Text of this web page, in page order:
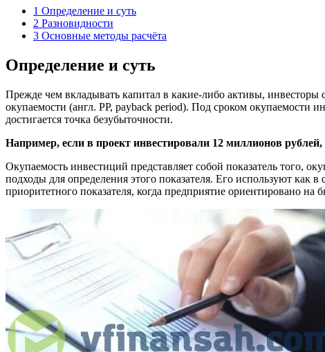
1 Определение и суть
2 Разновидности
3 Основные методы расчёта
Определение и суть
Прежде чем вкладывать капитал в какие-либо активы,
окупаемости (англ. PP, payback period). Под сроком окупаемости
достигается точка безубыточности.
Например, если в проект инвестировали 12 миллионов
Окупаемость инвестиций представляет собой показатель того,
подходы для определения этого показателя. Его используют как
приоритетного показателя, когда предприятие ориентировано на